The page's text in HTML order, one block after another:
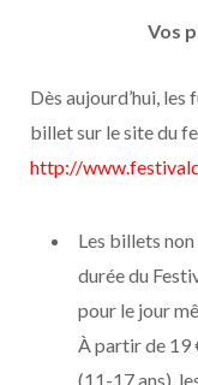
Vos
Dès aujourd’hui,
billet sur le site du
http://
Les billets
durée du
pour le jour
À partir de 19
(11-17 ans),